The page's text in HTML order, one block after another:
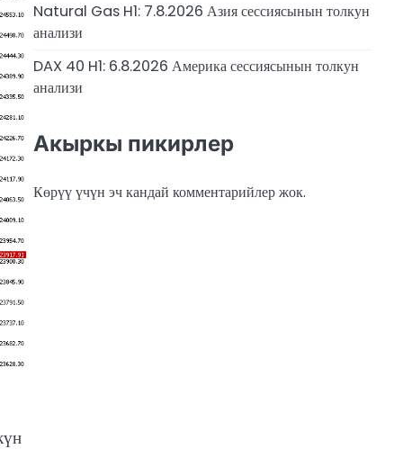
Natural Gas H1: 7.8.2026 Азия сессиясынын толкун
анализи
DAX 40 H1: 6.8.2026 Америка сессиясынын толкун
анализи
Акыркы пикирлер
Көрүү үчүн эч кандай комментарийлер жок.